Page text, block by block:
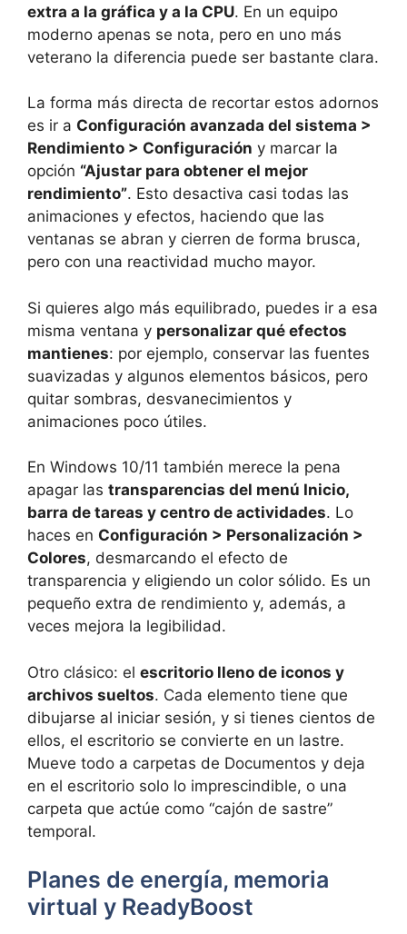
extra a la gráfica y a la CPU. En un equipo
moderno apenas se nota, pero en uno más
veterano la diferencia puede ser bastante clara.
La forma más directa de recortar estos adornos
es ir a Configuración avanzada del sistema >
Rendimiento > Configuración y marcar la
opción “Ajustar para obtener el mejor
rendimiento”. Esto desactiva casi todas las
animaciones y efectos, haciendo que las
ventanas se abran y cierren de forma brusca,
pero con una reactividad mucho mayor.
Si quieres algo más equilibrado, puedes ir a esa
misma ventana y personalizar qué efectos
mantienes: por ejemplo, conservar las fuentes
suavizadas y algunos elementos básicos, pero
quitar sombras, desvanecimientos y
animaciones poco útiles.
En Windows 10/11 también merece la pena
apagar las transparencias del menú Inicio,
barra de tareas y centro de actividades. Lo
haces en Configuración > Personalización >
Colores, desmarcando el efecto de
transparencia y eligiendo un color sólido. Es un
pequeño extra de rendimiento y, además, a
veces mejora la legibilidad.
Otro clásico: el escritorio lleno de iconos y
archivos sueltos. Cada elemento tiene que
dibujarse al iniciar sesión, y si tienes cientos de
ellos, el escritorio se convierte en un lastre.
Mueve todo a carpetas de Documentos y deja
en el escritorio solo lo imprescindible, o una
carpeta que actúe como “cajón de sastre”
temporal.
Planes de energía, memoria
virtual y ReadyBoost